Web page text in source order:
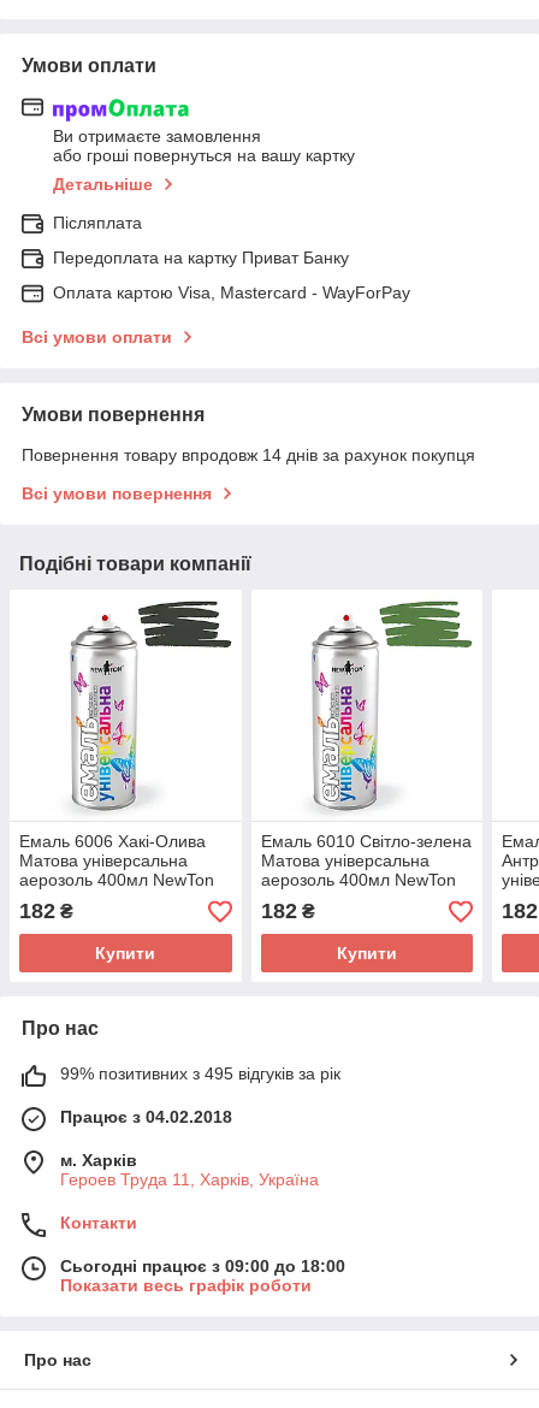
Умови оплати
Ви отримаєте замовлення
або гроші повернуться на вашу картку
Детальніше
Післяплата
Передоплата на картку Приват Банку
Оплата картою Visa, Mastercard - WayForPay
Всі умови оплати
Умови повернення
Повернення товару впродовж 14 днів за рахунок покупця
Всі умови повернення
Подібні товари компанії
Емаль 6006 Хакі-Олива
Матова універсальна
аерозоль 400мл NewTon
182 ₴
Купити
Емаль 6010 Світло-зелена
Матова універсальна
аерозоль 400мл NewTon
182₴
Купити
182
Про нас
99% позитивних з 495 відгуків за рік
Працює з 04.02.2018
м. Харків
Героев Труда 11, Харків, Україна
Контакти
Сьогодні працює з 09:00 до 18:00
Показати весь графік роботи
Про нас